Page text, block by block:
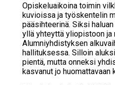
Opiskeluaikoina toimin
kuvioissa ja työskentelin
pääsihteerinä. Siksi
yllä yhteyttä yliopistoon ja
Alumniyhdistyksen
hallituksessa. Silloin
pientä, mutta onneksi
kasvanut jo huomattavaan